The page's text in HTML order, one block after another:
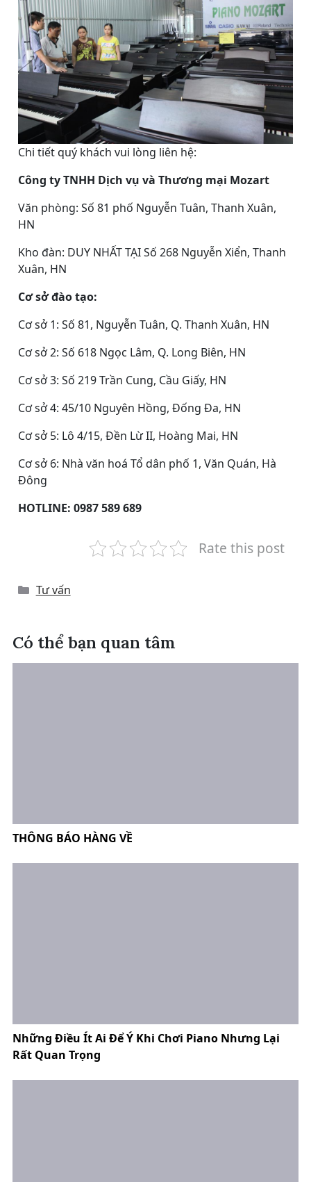
Chi tiết quý khách vui lòng liên hệ:
Công ty TNHH Dịch vụ và Thương mại Mozart
Văn phòng: Số 81 phố Nguyễn Tuân, Thanh Xuân,
HN
Kho đàn: DUY NHẤT TẠI Số 268 Nguyễn Xiển, Thanh
Xuân, HN
Cơ sở đào tạo:
Cơ sở 1: Số 81, Nguyễn Tuân, Q. Thanh Xuân, HN
Cơ sở 2: Số 618 Ngọc Lâm, Q. Long Biên, HN
Cơ sở 3: Số 219 Trần Cung, Cầu Giấy, HN
Cơ sở 4: 45/10 Nguyên Hồng, Đống Đa, HN
Cơ sở 5: Lô 4/15, Đền Lừ II, Hoàng Mai, HN
Cơ sở 6: Nhà văn hoá Tổ dân phố 1, Văn Quán, Hà
Đông
HOTLINE: 0987 589 689
Rate this post
Categories
Tư vấn
Có thể bạn quan tâm
THÔNG BÁO HÀNG VỀ
Những Điều Ít Ai Để Ý Khi Chơi Piano Nhưng Lại
Rất Quan Trọng